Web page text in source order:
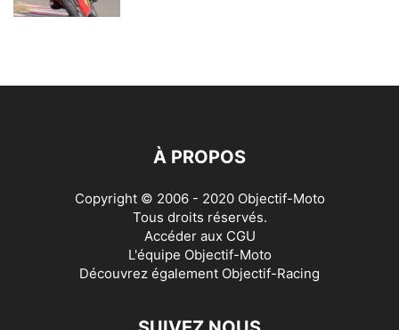
À PROPOS
Copyright © 2006 - 2020 Objectif-Moto
Tous droits réservés.
Accéder aux CGU
L'équipe Objectif-Moto
Découvrez également Objectif-Racing